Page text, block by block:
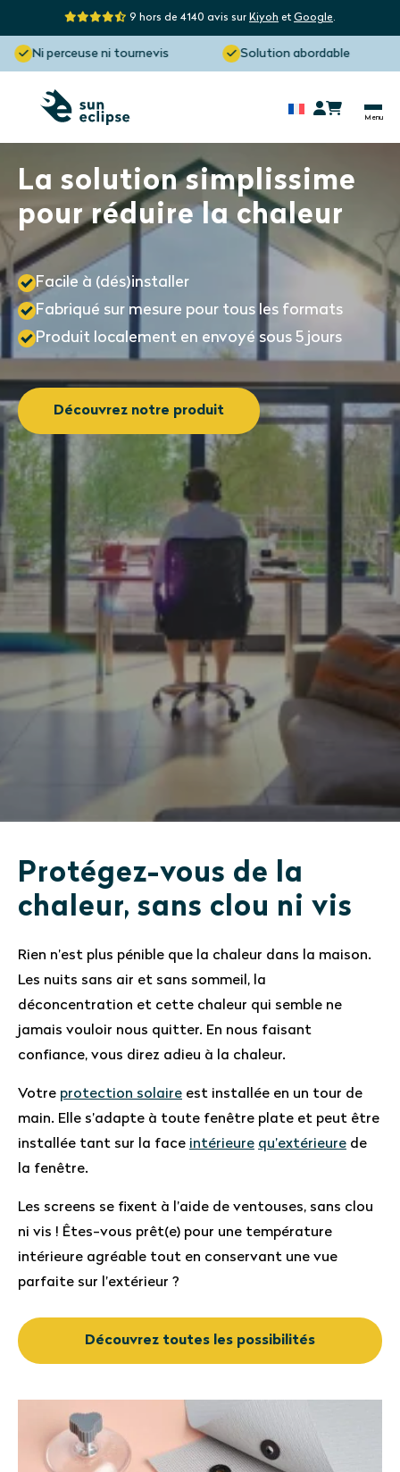
9 hors de 4140 avis sur Kiyoh et Google.
Ni perceuse ni tournevis Solution abordable
La solution simplissime
pour réduire la chaleur
Facile à (dés)installer
Fabriqué sur mesure pour tous les formats
Produit localement en envoyé sous 5 jours
Découvrez notre produit
Protégez-vous de la
chaleur, sans clou ni vis
Rien n’est plus pénible que la chaleur dans la maison.
Les nuits sans air et sans sommeil, la
déconcentration et cette chaleur qui semble ne
jamais vouloir nous quitter. En nous faisant
confiance, vous direz adieu à la chaleur.
Votre protection solaire est installée en un tour de
main. Elle s’adapte à toute fenêtre plate et peut être
installée tant sur la face intérieure qu’extérieure de
la fenêtre.
Les screens se fixent à l’aide de ventouses, sans clou
ni vis ! Êtes-vous prêt(e) pour une température
intérieure agréable tout en conservant une vue
parfaite sur l’extérieur ?
Découvrez toutes les possibilités